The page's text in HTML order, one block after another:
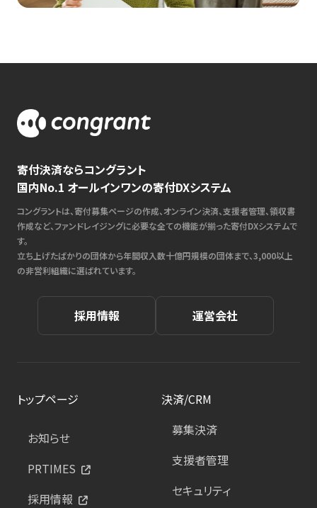
寄付決済ならコングラント
国内No.1 オールインワンの寄付DXシステム
コングラントは、寄付募集ページの作成、オンライン決済、支援者管理、領収書
作成など、ファンドレイジングに必要な全ての機能が揃った寄付DXシステムで
す。
立ち上げたばかりの団体から年間収入数十億円規模の団体まで、3,000以上
の非営利組織に選ばれています。
採用情報 運営会社
トップページ
お知らせ
PRTIMES
採用情報
決済/CRM
募集決済
支援者管理
セキュリティ